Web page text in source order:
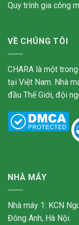
Quy trình gia công
VỀ CHÚNG TÔI
CHARA là một
tại Việt Nam. Nhà
đầu Thế Giới, đội
NHÀ MÁY
Nhà máy 1: KCN
Đông Anh, Hà Nội.